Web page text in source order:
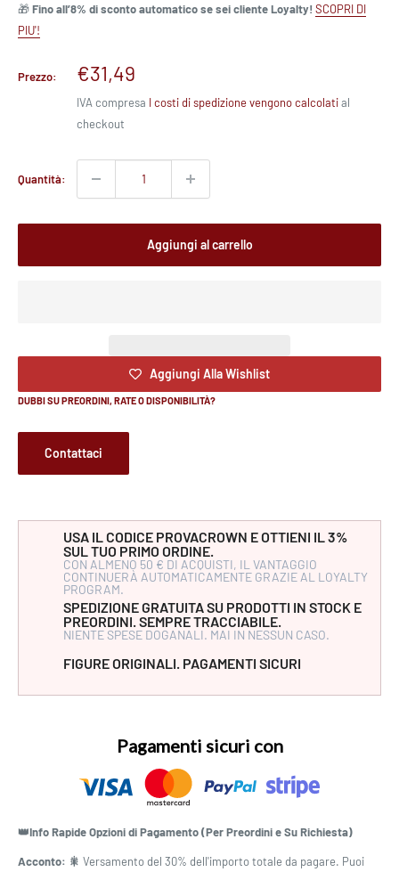
🎁Fino all’8% di sconto automatico se sei cliente Loyalty! SCOPRI DI
PIU'!
Prezzo:
Prezzo
scontato
€31,49
IVA compresa I costi di spedizione vengono calcolatial
checkout
Quantità:
Aggiungi al carrello
Aggiungi Alla Wishlist
DUBBI SU PREORDINI, RATE O DISPONIBILITÀ?
Contattaci
USA IL CODICE PROVACROWN E OTTIENI IL 3%
SUL TUO PRIMO ORDINE.
CON ALMENO 50 € DI ACQUISTI, IL VANTAGGIO
CONTINUERÀ AUTOMATICAMENTE GRAZIE AL LOYALTY
PROGRAM.
SPEDIZIONE GRATUITA SU PRODOTTI IN STOCK E
PREORDINI. SEMPRE TRACCIABILE.
NIENTE SPESE DOGANALI. MAI IN NESSUN CASO.
FIGURE ORIGINALI. PAGAMENTI SICURI
Pagamenti sicuri con
👑Info Rapide Opzioni di Pagamento (Per Preordini e Su Richiesta)
Acconto: 🎇 Versamento del 30% dell'importo totale da pagare. Puoi